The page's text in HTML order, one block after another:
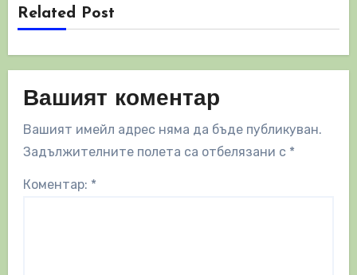
Related Post
Вашият коментар
Вашият имейл адрес няма да бъде публикуван.
Задължителните полета са отбелязани с *
Коментар: *